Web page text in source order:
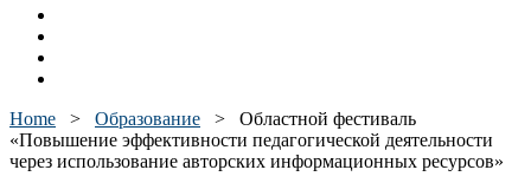
Home > Образование > Областной фестиваль
«Повышение эффективности педагогической деятельности
через использование авторских информационных ресурсов»